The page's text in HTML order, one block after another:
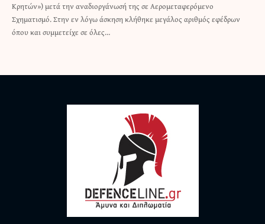
Κρητών») μετά την αναδιοργάνωσή της σε Αερομεταφερόμενο
Σχηματισμό. Στην εν λόγω άσκηση κλήθηκε μεγάλος αριθμός εφέδρων
όπου και συμμετείχε σε όλες…